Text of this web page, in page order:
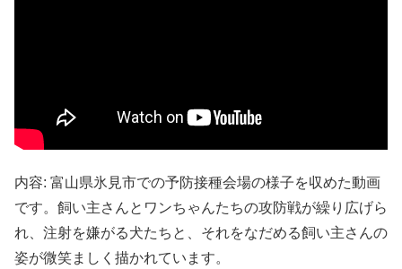
内容: 富山県氷見市での予防接種会場の様子を収めた動画
です。飼い主さんとワンちゃんたちの攻防戦が繰り広げら
れ、注射を嫌がる犬たちと、それをなだめる飼い主さんの
姿が微笑ましく描かれています。 ​